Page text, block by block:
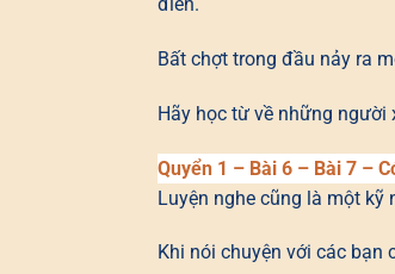
Bất chợt trong đầu nảy ra
Hãy học từ về những người
Quyển 1 – Bài 6 – Bài 7 –
Luyện nghe cũng là một kỹ
Khi nói chuyện với các bạn